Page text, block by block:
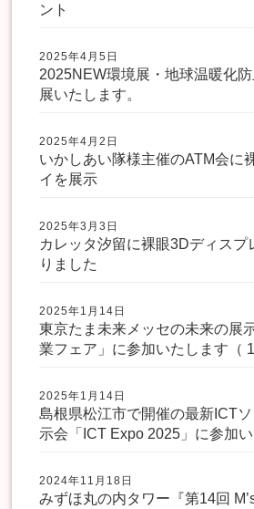
ント
2025年4月5日
2025NEW環境展・地球温暖化
展いたします。
2025年4月2日
いかしあい隊様主催のATM会に
イを展示
2025年3月3日
カレッタ汐留に裸眼3Dディスプ
りました
2025年1月14日
東京たま未来メッセの未来の展
業フェア」に参加いたします（
2025年1月14日
島根県松江市で開催の最新ICT
示会「ICT Expo 2025」に参加
2024年11月18日
みずほ丸の内タワー『第14回